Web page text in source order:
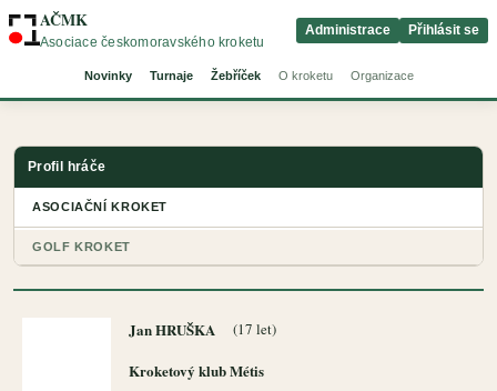
AČMK
Asociace českomoravského kroketu
Novinky Turnaje Žebříček O kroketu Organizace
Administrace Přihlásit se
Jan HRUŠKA (17 let)
Kroketový klub Métis
Profil hráče
ASOCIAČNÍ KROKET
GOLF KROKET